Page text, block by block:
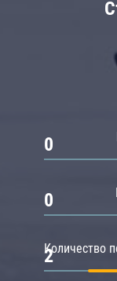
0
0
Количество
2